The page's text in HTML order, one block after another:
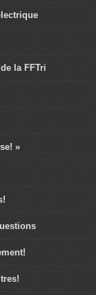
la FFTri
»